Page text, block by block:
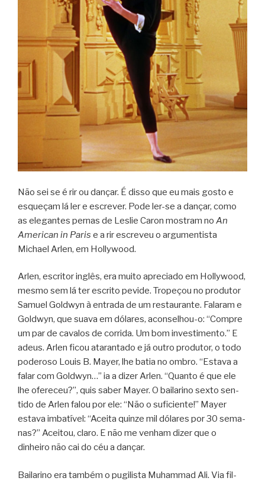
Não sei se é rir ou dan­çar. É disso que eu mais gosto e
esque­çam lá ler e escre­ver. Pode ler-se a dan­çar, como
as ele­gan­tes per­nas de Les­lie Caron mos­tram no An
Ame­ri­can in Paris e a rir escre­veu o argu­men­tista
Michael Arlen, em Hollywood.
Arlen, escri­tor inglês, era muito apre­ci­ado em Hollywood,
mesmo sem lá ter escrito pevide. Tro­pe­çou no pro­du­tor
Samuel Goldwyn à entrada de um res­tau­rante. Fala­ram e
Goldwyn, que suava em dóla­res, aconselhou-o: “Com­pre
um par de cava­los de cor­rida. Um bom inves­ti­mento.” E
adeus. Arlen ficou ata­ran­tado e já outro pro­du­tor, o todo
pode­roso Louis B. Mayer, lhe batia no ombro. “Estava a
falar com Goldwyn…” ia a dizer Arlen. “Quanto é que ele
lhe ofe­re­ceu?”, quis saber Mayer. O bai­la­rino sexto sen­
tido de Arlen falou por ele: “Não o sufi­ci­ente!” Mayer
estava imba­tí­vel: “Aceita quinze mil dóla­res por 30 sema­
nas?” Acei­tou, claro. E não me venham dizer que o
dinheiro não cai do céu a dançar.
Bai­la­rino era tam­bém o pugi­lista Muham­mad Ali. Via fil­